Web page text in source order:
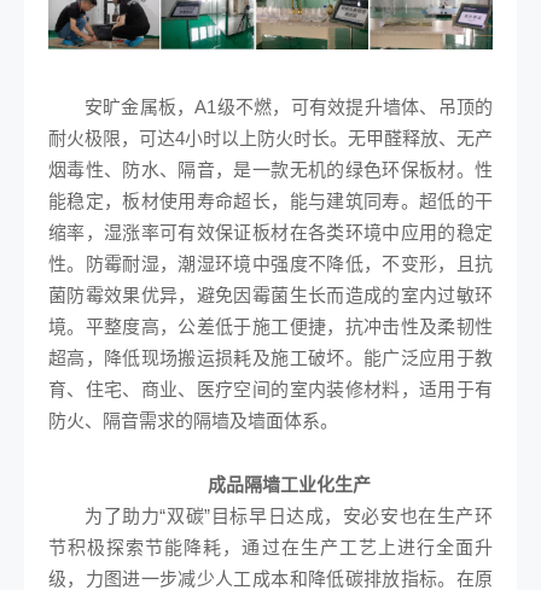
安旷金属板，A1级不燃，可有效提升墙体、吊顶的
耐火极限，可达4小时以上防火时长。无甲醛释放、无产
烟毒性、防水、隔音，是一款无机的绿色环保板材。性
能稳定，板材使用寿命超长，能与建筑同寿。超低的干
缩率，湿涨率可有效保证板材在各类环境中应用的稳定
性。防霉耐湿，潮湿环境中强度不降低，不变形，且抗
菌防霉效果优异，避免因霉菌生长而造成的室内过敏环
境。平整度高，公差低于施工便捷，抗冲击性及柔韧性
超高，降低现场搬运损耗及施工破坏。能广泛应用于教
育、住宅、商业、医疗空间的室内装修材料，适用于有
防火、隔音需求的隔墙及墙面体系。
成品隔墙工业化生产
为了助力“双碳”目标早日达成，安必安也在生产环
节积极探索节能降耗，通过在生产工艺上进行全面升
级，力图进一步减少人工成本和降低碳排放指标。在原